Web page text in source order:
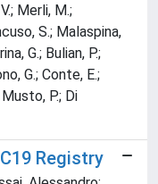
Merli, M.;
S.; Malaspina,
G.; Bulian, P.;
G.; Conte, E.;
P.; Di
Registry